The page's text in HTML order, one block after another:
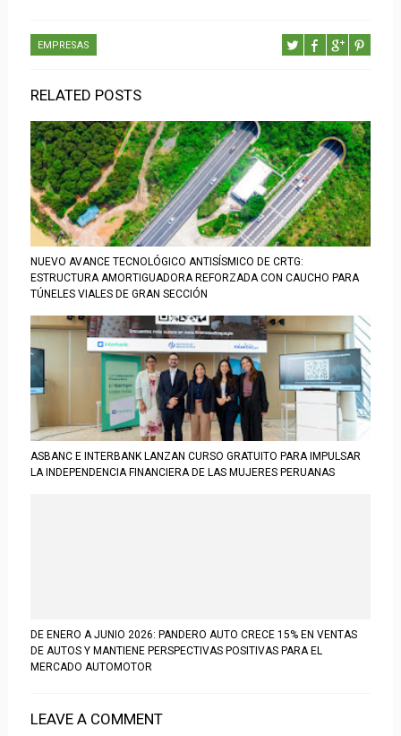
EMPRESAS
RELATED POSTS
NUEVO AVANCE TECNOLÓGICO ANTISÍSMICO DE CRTG:
ESTRUCTURA AMORTIGUADORA REFORZADA CON CAUCHO PARA
TÚNELES VIALES DE GRAN SECCIÓN
ASBANC E INTERBANK LANZAN CURSO GRATUITO PARA IMPULSAR
LA INDEPENDENCIA FINANCIERA DE LAS MUJERES PERUANAS
DE ENERO A JUNIO 2026: PANDERO AUTO CRECE 15% EN VENTAS
DE AUTOS Y MANTIENE PERSPECTIVAS POSITIVAS PARA EL
MERCADO AUTOMOTOR
LEAVE A COMMENT